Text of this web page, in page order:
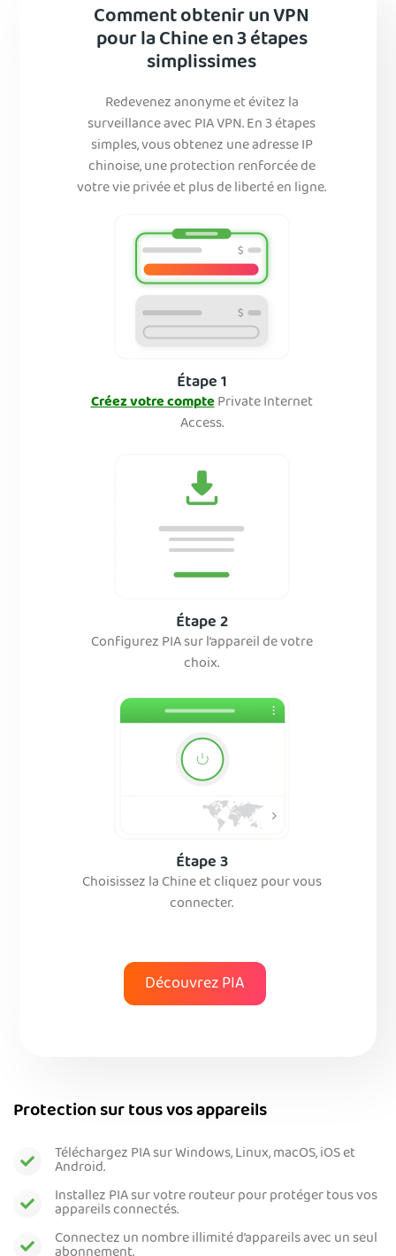
Comment obtenir un VPN
pour la Chine en 3 étapes
simplissimes
Redevenez anonyme et évitez la
surveillance avec PIA VPN. En 3 étapes
simples, vous obtenez une adresse IP
chinoise, une protection renforcée de
votre vie privée et plus de liberté en ligne.
Étape 1
Créez votre comptePrivate Internet
Access.
Étape 2
Configurez PIA sur l’appareil de votre
choix.
Étape 3
Choisissez la Chine et cliquez pour vous
connecter.
Découvrez PIA
Protection sur tous vos appareils
Téléchargez PIA sur Windows, Linux, macOS, iOS et
Android.
Installez PIA sur votre routeur pour protéger tous vos
appareils connectés.
Connectez un nombre illimité d’appareils avec un seul